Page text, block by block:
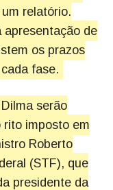
relatório.
apresentação de
os prazos
fase.
serão
rito imposto em
Roberto
(STF), que
presidente da